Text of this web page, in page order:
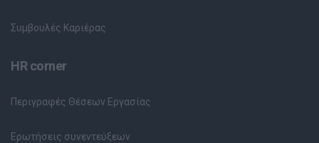
Συμβουλές Καριέρας
HR corner
Περιγραφές Θέσεων Εργασίας
Ερωτήσεις συνεντεύξεων